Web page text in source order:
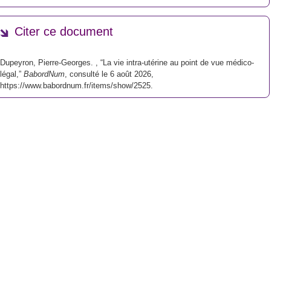
Citer ce document
Dupeyron, Pierre-Georges. , “La vie intra-utérine au point de vue médico-
légal,” BabordNum, consulté le 6 août 2026,
https://www.babordnum.fr/items/show/2525.